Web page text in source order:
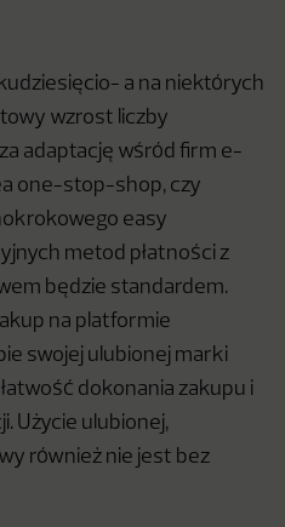
a na niektórych
wzrost liczby
adaptację wśród firm e-
one-stop-shop, czy
easy
metod płatności z
będzie standardem.
na platformie
swojej ulubionej marki
dokonania zakupu i
Użycie ulubionej,
również nie jest bez